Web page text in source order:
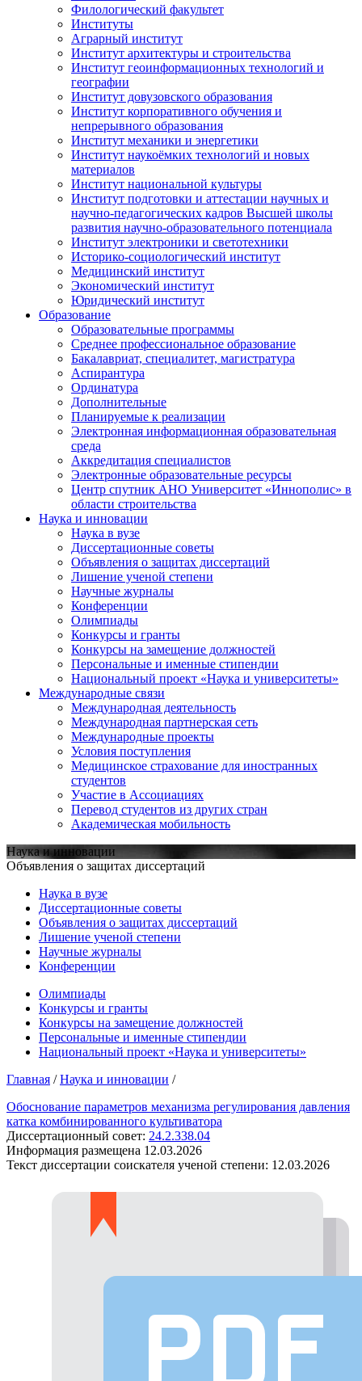
Филологический факультет
Институты
Аграрный институт
Институт архитектуры и строительства
Институт геоинформационных технологий и
географии
Институт довузовского образования
Институт корпоративного обучения и
непрерывного образования
Институт механики и энергетики
Институт наукоёмких технологий и новых
материалов
Институт национальной культуры
Институт подготовки и аттестации научных и
научно-педагогических кадров Высшей школы
развития научно-образовательного потенциала
Институт электроники и светотехники
Историко-социологический институт
Медицинский институт
Экономический институт
Юридический институт
Образование
Образовательные программы
Среднее профессиональное образование
Бакалавриат, специалитет, магистратура
Аспирантура
Ординатура
Дополнительные
Планируемые к реализации
Электронная информационная образовательная
среда
Аккредитация специалистов
Электронные образовательные ресурсы
Центр спутник АНО Университет «Иннополис» в
области строительства
Наука и инновации
Наука в вузе
Диссертационные советы
Объявления о защитах диссертаций
Лишение ученой степени
Научные журналы
Конференции
Олимпиады
Конкурсы и гранты
Конкурсы на замещение должностей
Персональные и именные стипендии
Национальный проект «Наука и университеты»
Международные связи
Международная деятельность
Международная партнерская сеть
Международные проекты
Условия поступления
Медицинское страхование для иностранных
студентов
Участие в Ассоциациях
Перевод студентов из других стран
Академическая мобильность
Наука и инновации
Объявления о защитах диссертаций
Наука в вузе
Диссертационные советы
Объявления о защитах диссертаций
Лишение ученой степени
Научные журналы
Конференции
Олимпиады
Конкурсы и гранты
Конкурсы на замещение должностей
Персональные и именные стипендии
Национальный проект «Наука и университеты»
Главная /Наука и инновации /
Обоснование параметров механизма регулирования давления
катка комбинированного культиватора
Диссертационный совет: 24.2.338.04
Информация размещена 12.03.2026
Текст диссертации соискателя ученой степени: 12.03.2026